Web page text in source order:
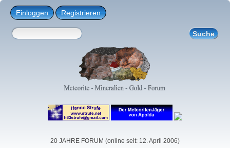
Einloggen Registrieren
20 JAHRE FORUM (online seit: 12. April 2006)